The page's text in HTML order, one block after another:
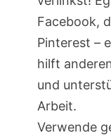
Facebook,
Pinterest –
hilft
und
Arbeit.
Verwende